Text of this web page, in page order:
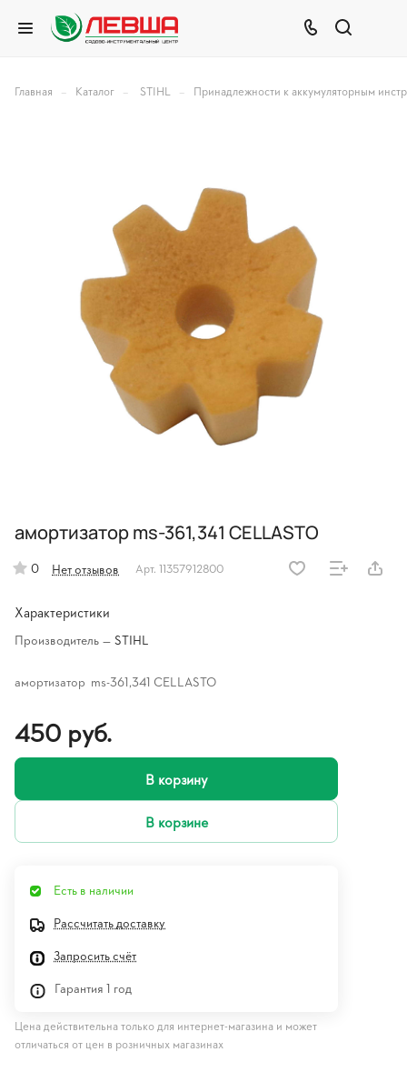
Главная – Каталог – STIHL – Принадлежности к аккумуляторным
амортизатор ms-361,341 CELLASTO
0 Нет отзывов Арт. 11357912800
Характеристики
Производитель — STIHL
амортизатор ms-361,341 CELLASTO
450 руб.
В корзину
В корзине
Есть в наличии
Рассчитать доставку
Запросить счёт
Гарантия 1 год
Цена действительна только для интернет-магазина и может
отличаться от цен в розничных магазинах